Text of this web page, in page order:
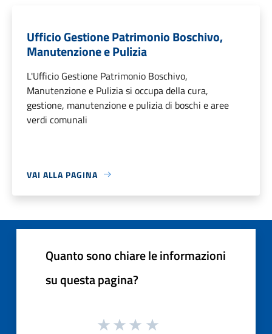
Ufficio Gestione Patrimonio Boschivo,
Manutenzione e Pulizia
L'Ufficio Gestione Patrimonio Boschivo,
Manutenzione e Pulizia si occupa della cura,
gestione, manutenzione e pulizia di boschi e aree
verdi comunali
VAI ALLA PAGINA
Quanto sono chiare le informazioni
su questa pagina?